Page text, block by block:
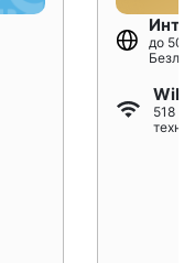
до
518